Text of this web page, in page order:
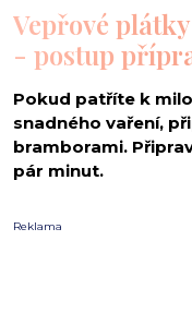
Vepřové
- postup
Pokud patříte k
snadného vaření,
bramborami.
pár minut.
Reklama